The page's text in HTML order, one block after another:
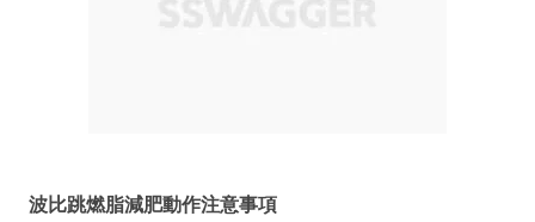
波比跳燃脂減肥動作注意事項